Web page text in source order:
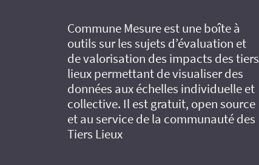
Commune Mesure est une boîte à
outils sur les sujets d’évaluation et
de valorisation des impacts des tiers
lieux permettant de visualiser des
données aux échelles individuelle et
collective. Il est gratuit, open source
et au service de la communauté des
Tiers Lieux